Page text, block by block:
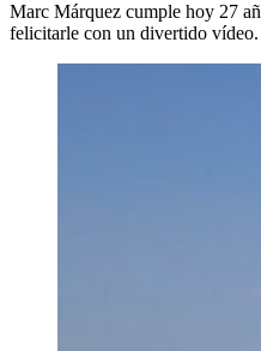
Marc Márquez cumple hoy 27
felicitarle con un divertido vídeo.